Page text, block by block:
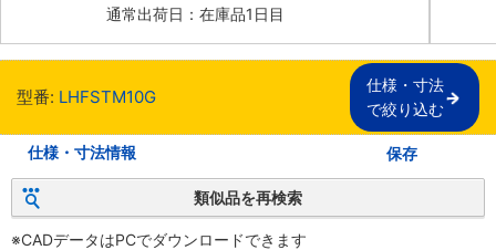
通常出荷日：在庫品1日目
型番: LHFSTM10G
仕様・寸法
で絞り込む
仕様・寸法情報 保存
類似品を再検索
※CADデータはPCでダウンロードできます